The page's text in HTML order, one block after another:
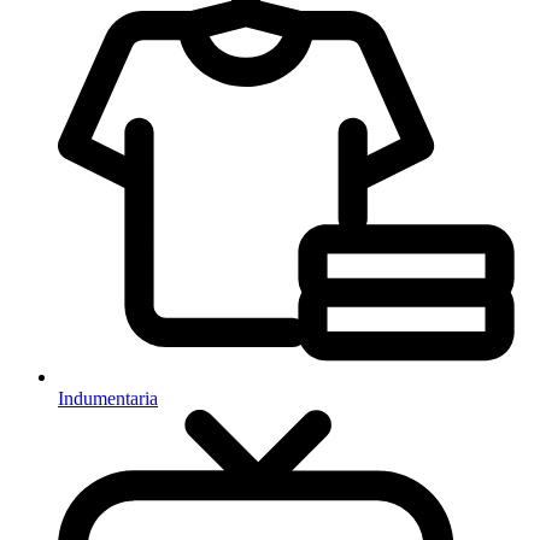
Indumentaria